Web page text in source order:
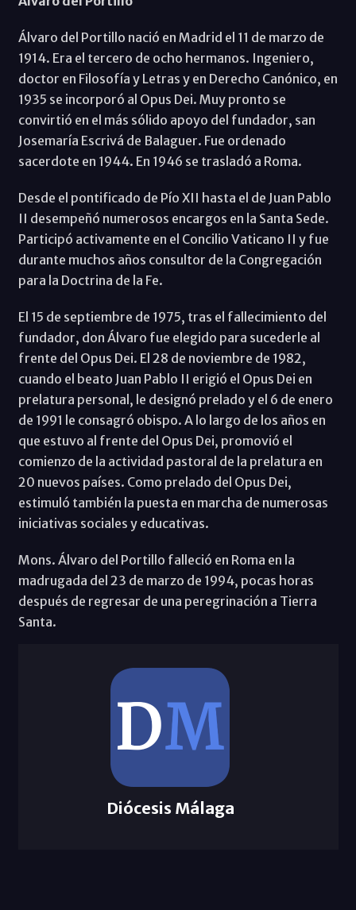
Álvaro del Portillo nació en Madrid el 11 de marzo de
1914. Era el tercero de ocho hermanos. Ingeniero,
doctor en Filosofía y Letras y en Derecho Canónico, en
1935 se incorporó al Opus Dei. Muy pronto se
convirtió en el más sólido apoyo del fundador, san
Josemaría Escrivá de Balaguer. Fue ordenado
sacerdote en 1944. En 1946 se trasladó a Roma.
Desde el pontificado de Pío XII hasta el de Juan Pablo
II desempeñó numerosos encargos en la Santa Sede.
Participó activamente en el Concilio Vaticano II y fue
durante muchos años consultor de la Congregación
para la Doctrina de la Fe.
El 15 de septiembre de 1975, tras el fallecimiento del
fundador, don Álvaro fue elegido para sucederle al
frente del Opus Dei. El 28 de noviembre de 1982,
cuando el beato Juan Pablo II erigió el Opus Dei en
prelatura personal, le designó prelado y el 6 de enero
de 1991 le consagró obispo. A lo largo de los años en
que estuvo al frente del Opus Dei, promovió el
comienzo de la actividad pastoral de la prelatura en
20 nuevos países. Como prelado del Opus Dei,
estimuló también la puesta en marcha de numerosas
iniciativas sociales y educativas.
Mons. Álvaro del Portillo falleció en Roma en la
madrugada del 23 de marzo de 1994, pocas horas
después de regresar de una peregrinación a Tierra
Santa.
Diócesis Málaga